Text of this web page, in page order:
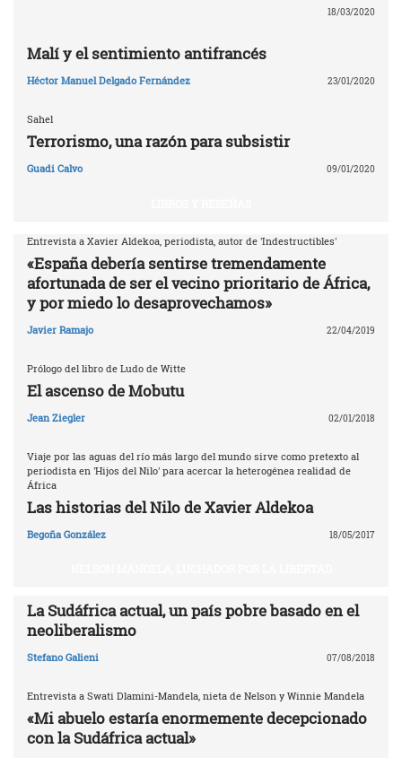
18/03/2020
Malí y el sentimiento antifrancés
Héctor Manuel Delgado Fernández 23/01/2020
Sahel
Terrorismo, una razón para subsistir
Guadi Calvo 09/01/2020
Entrevista a Xavier Aldekoa, periodista, autor de 'Indestructibles'
«España debería sentirse tremendamente
afortunada de ser el vecino prioritario de África,
y por miedo lo desaprovechamos»
Javier Ramajo 22/04/2019
Prólogo del libro de Ludo de Witte
El ascenso de Mobutu
Jean Ziegler 02/01/2018
Viaje por las aguas del río más largo del mundo sirve como pretexto al
periodista en 'Hijos del Nilo' para acercar la heterogénea realidad de
África
Las historias del Nilo de Xavier Aldekoa
Begoña González 18/05/2017
La Sudáfrica actual, un país pobre basado en el
neoliberalismo
Stefano Galieni 07/08/2018
Entrevista a Swati Dlamini-Mandela, nieta de Nelson y Winnie Mandela
«Mi abuelo estaría enormemente decepcionado
con la Sudáfrica actual»